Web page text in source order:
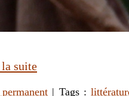
suite
| Tags :